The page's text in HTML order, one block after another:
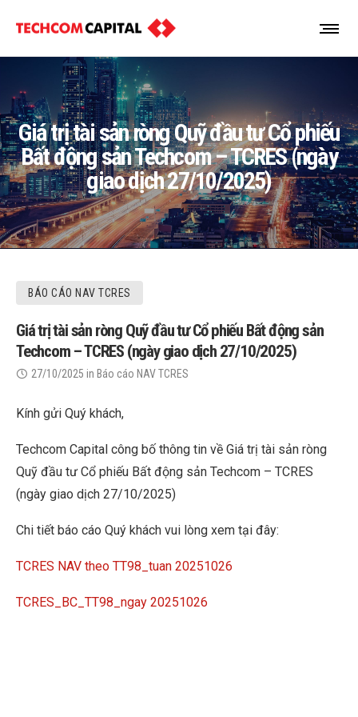
Giá trị tài sản ròng Quỹ đầu tư Cổ phiếu
Bất động sản Techcom – TCRES (ngày
giao dịch 27/10/2025)
BÁO CÁO NAV TCRES
Giá trị tài sản ròng Quỹ đầu tư Cổ phiếu Bất động sản
Techcom – TCRES (ngày giao dịch 27/10/2025)
27/10/2025 in Báo cáo NAV TCRES
Kính gửi Quý khách,
Techcom Capital công bố thông tin về Giá trị tài sản ròng
Quỹ đầu tư Cổ phiếu Bất động sản Techcom – TCRES
(ngày giao dịch 27/10/2025)
Chi tiết báo cáo Quý khách vui lòng xem tại đây:
TCRES NAV theo TT98_tuan 20251026
TCRES_BC_TT98_ngay 20251026